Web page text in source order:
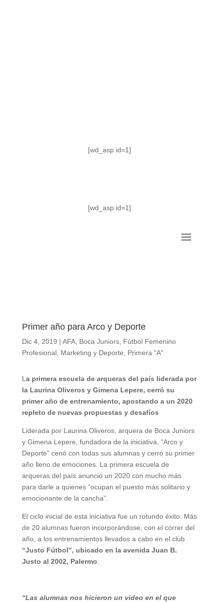
[wd_asp id=1]
[wd_asp id=1]
Primer año para Arco y Deporte
Dic 4, 2019 | AFA, Boca Juniors, Fútbol Femenino
Profesional, Marketing y Deporte Primera "A"
L a primera escuela de arqueras del país liderada por
la Laurina Oliveros y Gimena Lepere, cerró su
primer año de entrenamiento, apostando a un 2020
repleto de nuevas propuestas y desafíos
Liderada por Laurina Oliveros, arquera de Boca Juniors
y Gimena Lepere, fundadora de la iniciativa, “Arco y
Deporte” cenó con todas sus alumnas y cerró su primer
año lleno de emociones. La primera escuela de
arqueras del país anunció un 2020 con mucho más
para darle a quienes “ocupan el puesto más solitario y
emocionante de la cancha”.
El ciclo inicial de esta iniciativa fue un rotundo éxito: Más
de 20 alumnas fueron incorporándose, con el correr del
año, a los entrenamientos llevados a cabo en el club
“Justo Fútbol”, ubicado en la avenida Juan B.
Justo al 2002, Palermo
“Las alumnas nos hicieron un video en el que